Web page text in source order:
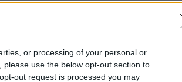
or processing of your personal or
use the below opt-out section to
out request is processed you may